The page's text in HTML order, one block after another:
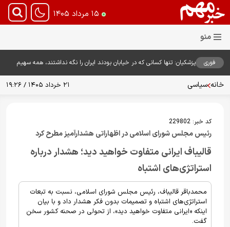
۱۵ مرداد ۱۴۰۵
فوری
پزشکیان: تنها کسانی که در خیابان بودند ایران را نگه نداشتند، همه سهیم
خانه سیاسی ۲۱ خرداد ۱۴۰۵ / ۱۹:۲۶
کد خبر: 229802
رئیس مجلس شورای اسلامی در اظهاراتی هشدارآمیز مطرح کرد
قالیباف ایرانی متفاوت خواهید دید؛ هشدار درباره
استراتژی‌های اشتباه
محمدباقر قالیباف، رئیس مجلس شورای اسلامی، نسبت به تبعات
استراتژی‌های اشتباه و تصمیمات بدون فکر هشدار داد و با بیان
اینکه «ایرانی متفاوت خواهید دید»، از تحولی در صحنه کشور سخن
گفت.